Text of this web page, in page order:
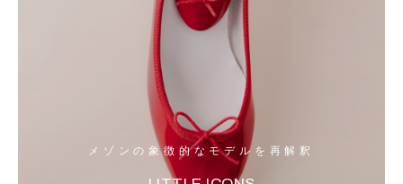
メゾンの象徴的なモデルを再解釈